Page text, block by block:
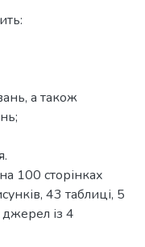
а також
100 сторінках
43 таблиці, 5
із 4